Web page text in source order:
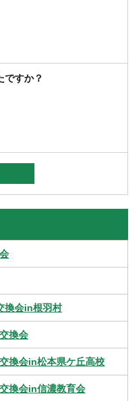
ですか？
換会in根羽村
換会
換会in松本県ケ丘高校
換会in信濃教育会